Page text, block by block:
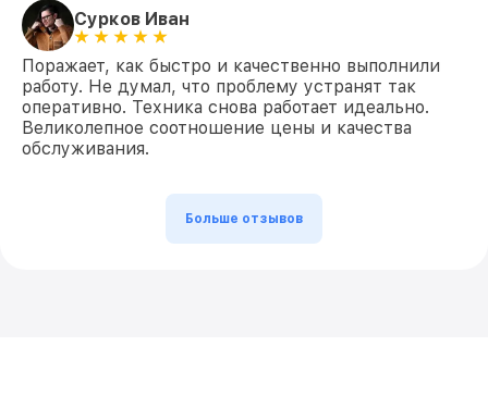
Сурков Иван
Поражает, как быстро и качественно выполнили
работу. Не думал, что проблему устранят так
оперативно. Техника снова работает идеально.
Великолепное соотношение цены и качества
обслуживания.
Больше отзывов